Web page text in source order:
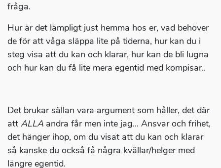
fråga.
Hur är det lämpligt just hemma hos er, vad behöver
de för att våga släppa lite på tiderna, hur kan du i
steg visa att du kan och klarar, hur kan de bli lugna
och hur kan du få lite mera egentid med kompisar..
Det brukar sällan vara argument som håller, det där
att ALLA andra får men inte jag... Ansvar och frihet,
det hänger ihop, om du visat att du kan och klarar
så kanske du också få några kvällar/helger med
längre egentid.